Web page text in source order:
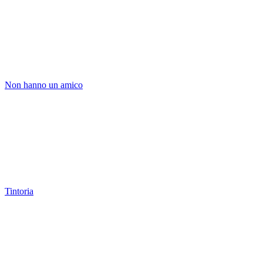
Non hanno un amico
Tintoria